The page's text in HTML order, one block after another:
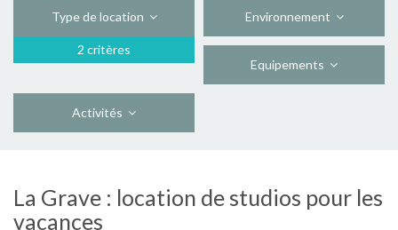
Type de location
2 critères
Environnement
Equipements
Activités
La Grave : location de studios pour les
vacances